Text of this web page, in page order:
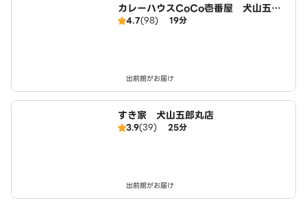
カレーハウスCoCo壱番屋 犬山五郎
丸店（SD）
4.7(98) 19分
出前館がお届け
すき家 犬山五郎丸店
3.9(39) 25分
出前館がお届け